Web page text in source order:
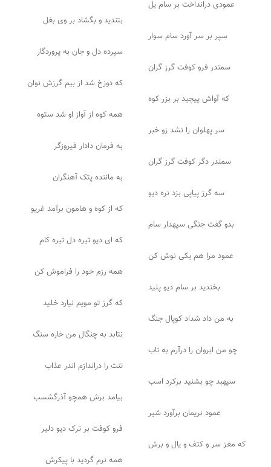
عمودی درانداخت بر سام یل
بتندید و بگشاد بر وی بغل
سپر بر سر آورد سام سوار
سپرده دل و جان به پروردگار
سمندر فرو کوفت گرز گران
که دوزخ شد از بیم گرزش نوان
که آواش پیچید بر بزر کوه
همه کوه از آواز او شد ستوه
سر پهلوان را نشد زو خبر
به فرمان دادار فیروزگر
سمندر دگر کوفت گرز گران
به ماننده پتک آهنگران
سه گرز پیاپی بزد نره دیو
که از کوه و هامون برآمد غریو
بدو گفت جنگی سپهدار سام
که ای دیو تیره دل تیره کام
عمود مرا هم یکی نوش کن
همه رزم خود را فراموش کن
بخندید بر سام دیو پلید
که گرز تو مویم نیارد خلید
به من داد شداد کوپال جنگ
نتابد به چنگال من خاره سنگ
چو من ابروان را درآرم به تاب
تنت را دراندازم اندر عذاب
سپهبد چو بشنید برکرد اسب
بیامد برش همچو آذرگشسب
عمود نریمان برآورد شیر
فرو کوفت بر ترک دیو دلیر
که مغز سر و کتف و یال و برش
همه نرم گردید با پیکرش